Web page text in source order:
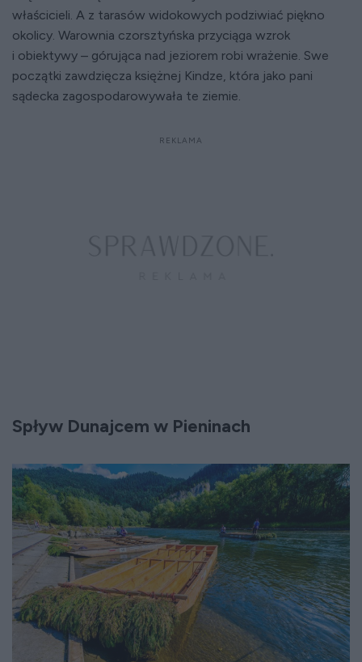
właścicieli. A z tarasów widokowych podziwiać piękno
okolicy. Warownia czorsztyńska przyciąga wzrok
i obiektywy – górująca nad jeziorem robi wrażenie. Swe
początki zawdzięcza księżnej Kindze, która jako pani
sądecka zagospodarowywała te ziemie.
Spływ Dunajcem w Pieninach